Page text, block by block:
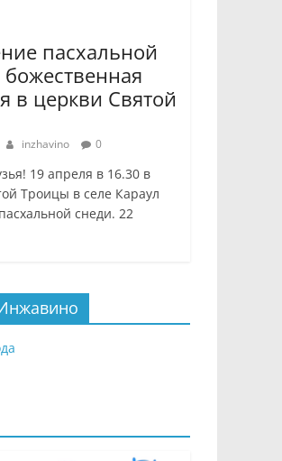
пасхальной
в церкви Святой
inzhavino 0
19 апреля в 16.30 в
Троицы в селе Караул
снеди. 22